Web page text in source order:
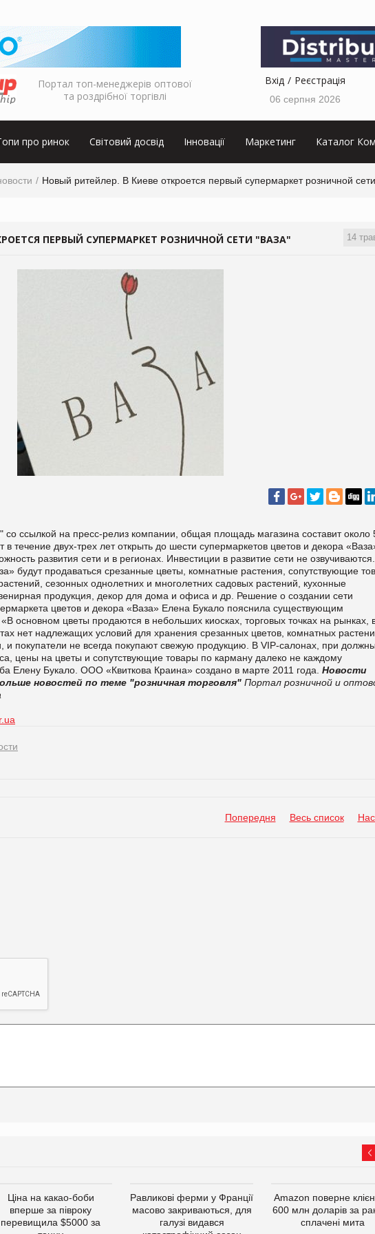
Портал топ-менеджерів оптової
та роздрібної торгівлі
Вхід Реєстрація
06 серпня 2026
про ринок Світовий досвід Інновації Маркетинг Каталог
Новый ритейлер. В Киеве откроется первый супермаркет розничной
14
ПЕРВЫЙ СУПЕРМАРКЕТ РОЗНИЧНОЙ СЕТИ "ВАЗА"
ссылкой на пресс-релиз компании, общая площадь магазина составит около
в течение двух-трех лет открыть до шести супермаркетов цветов и декора
развития сети и в регионах. Инвестиции в развитие сети не
будут продаваться срезанные цветы, комнатные растения, сопутствующие
сезонных однолетних и многолетних садовых растений, кухонные
продукция, декор для дома и офиса и др. Решение о создании сети
цветов и декора «Ваза» Елена Букало пояснила существующим
основном цветы продаются в небольших киосках, торговых точках на рынках,
нет надлежащих условий для хранения срезанных цветов, комнатных
и покупатели не всегда покупают свежую продукцию. В VIP-салонах, при
цены на цветы и сопутствующие товары по карману далеко не каждому
Елену Букало. ООО «Квиткова Краина» создано в марте 2011 года. Новости
новостей по теме "розничная торговля" Портал розничной и
Попередня Весь список
Ціна на какао-боби
вперше за півроку
перевищила $5000 за
Равликові ферми у Франції
масово закриваються, для
галузі видався
Amazon поверне
600 млн доларів за
сплачені мита